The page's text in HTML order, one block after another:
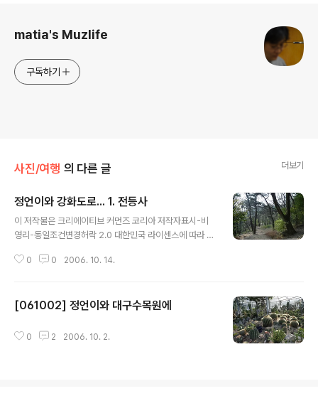
matia's Muzlife
구독하기
사진/여행 의 다른 글 더보기
정언이와 강화도로... 1. 전등사
이 저작물은 크리에이티브 커먼즈 코리아 저작자표시-비
영리-동일조건변경허락 2.0 대한민국 라이센스에 따라 이
0 0 2006. 10. 14.
[061002] 정언이와 대구수목원에
0 2 2006. 10. 2.